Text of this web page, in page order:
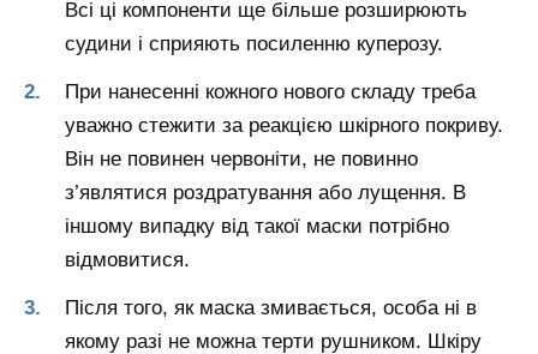
Всі ці компоненти ще більше розширюють
судини і сприяють посиленню куперозу.
При нанесенні кожного нового складу треба
уважно стежити за реакцією шкірного покриву.
Він не повинен червоніти, не повинно
з’являтися роздратування або лущення. В
іншому випадку від такої маски потрібно
відмовитися.
Після того, як маска змивається, особа ні в
якому разі не можна терти рушником. Шкіру